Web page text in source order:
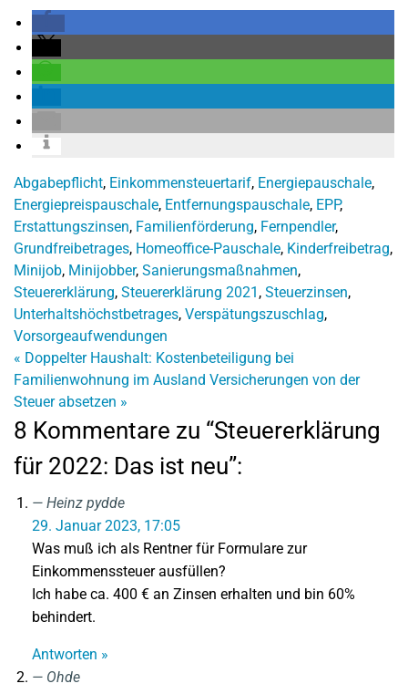
Abgabepflicht, Einkommensteuertarif, Energiepauschale,
Energiepreispauschale, Entfernungspauschale, EPP,
Erstattungszinsen, Familienförderung, Fernpendler,
Grundfreibetrages, Homeoffice-Pauschale, Kinderfreibetrag,
Minijob, Minijobber, Sanierungsmaßnahmen,
Steuererklärung, Steuererklärung 2021 , Steuerzinsen,
Unterhaltshöchstbetrages, Verspätungszuschlag,
Vorsorgeaufwendungen
« Doppelter Haushalt: Kostenbeteiligung bei
Familienwohnung im Ausland Versicherungen von der
Steuer absetzen »
8 Kommentare zu “Steuererklärung
für 2022: Das ist neu”:
Heinz pydde
29. Januar 2023, 17:05
Was muß ich als Rentner für Formulare zur
Einkommenssteuer ausfüllen?
Ich habe ca. 400 € an Zinsen erhalten und bin 60%
behindert.
Antworten »
Ohde